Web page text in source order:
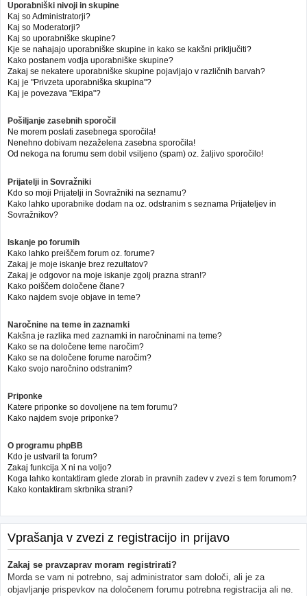
Uporabniški nivoji in skupine
Kaj so Administratorji?
Kaj so Moderatorji?
Kaj so uporabniške skupine?
Kje se nahajajo uporabniške skupine in kako se kakšni priključiti?
Kako postanem vodja uporabniške skupine?
Zakaj se nekatere uporabniške skupine pojavljajo v različnih barvah?
Kaj je "Privzeta uporabniška skupina"?
Kaj je povezava "Ekipa"?
Pošiljanje zasebnih sporočil
Ne morem poslati zasebnega sporočila!
Nenehno dobivam nezaželena zasebna sporočila!
Od nekoga na forumu sem dobil vsiljeno (spam) oz. žaljivo sporočilo!
Prijatelji in Sovražniki
Kdo so moji Prijatelji in Sovražniki na seznamu?
Kako lahko uporabnike dodam na oz. odstranim s seznama Prijateljev in
Sovražnikov?
Iskanje po forumih
Kako lahko preiščem forum oz. forume?
Zakaj je moje iskanje brez rezultatov?
Zakaj je odgovor na moje iskanje zgolj prazna stran!?
Kako poiščem določene člane?
Kako najdem svoje objave in teme?
Naročnine na teme in zaznamki
Kakšna je razlika med zaznamki in naročninami na teme?
Kako se na določene teme naročim?
Kako se na določene forume naročim?
Kako svojo naročnino odstranim?
Priponke
Katere priponke so dovoljene na tem forumu?
Kako najdem svoje priponke?
O programu phpBB
Kdo je ustvaril ta forum?
Zakaj funkcija X ni na voljo?
Koga lahko kontaktiram glede zlorab in pravnih zadev v zvezi s tem forumom?
Kako kontaktiram skrbnika strani?
Vprašanja v zvezi z registracijo in prijavo
Zakaj se pravzaprav moram registrirati?
Morda se vam ni potrebno, saj administrator sam določi, ali je za
objavljanje prispevkov na določenem forumu potrebna registracija ali ne.